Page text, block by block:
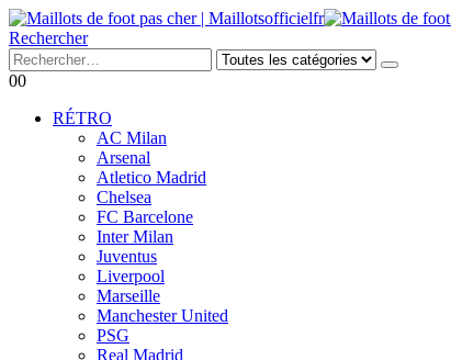
Rechercher
00
RÉTRO
AC Milan
Arsenal
Atletico Madrid
Chelsea
FC Barcelone
Inter Milan
Juventus
Liverpool
Marseille
Manchester United
PSG
Real Madrid